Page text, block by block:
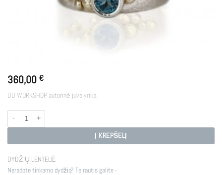
360,00 €
DD WORKSHOP autorinė juvelyrika.
produkto kiekis: OCEAN
Į KREPŠELĮ
DYDŽIŲ LENTELĖ
Neradote tinkamo dydžio? Teirautis galite -